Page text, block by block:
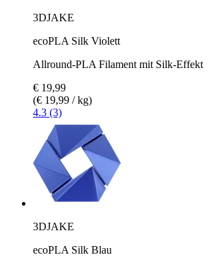
3DJAKE
ecoPLA Silk Violett
Allround-PLA Filament mit Silk-Effekt
€ 19,99
(€ 19,99 / kg)
4.3 (3)
3DJAKE
ecoPLA Silk Blau